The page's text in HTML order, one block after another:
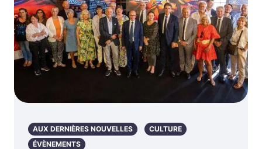
AUX DERNIÈRES NOUVELLES
CULTURE
ÉVÈNEMENTS